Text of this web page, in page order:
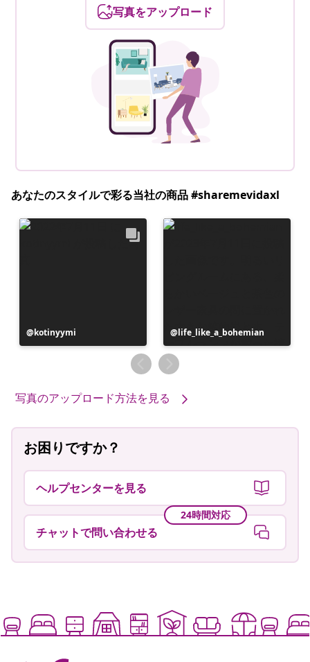
写真をアップロード
あなたのスタイルで彩る当社の商品 #sharemevidaxl
投
稿
kotinyymi
投
稿
者
life_like_a_bohemian
写真のアップロード方法を見る
お困りですか？
ヘルプセンターを見る
24時間対応
チャットで問い合わせる